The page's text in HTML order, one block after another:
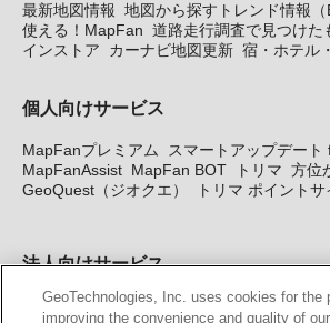
最新地図情報 地図から探すトレンド情報（
使える！MapFan 道路走行調査で見つけた
インストア
カーナビ地図更新 宿・ホテル
個人向けサービス
MapFanプレミアム
スマートアップデー
MapFanAssist MapFan BOT トリマ 方位
GeoQuest（ジオクエ）
トリマ ポイントサ
法人向けサービス
法人向け地図・位置情報サービス WEBサ
GeoTechnologies, Inc. uses cookies for the
improving the convenience and quality of